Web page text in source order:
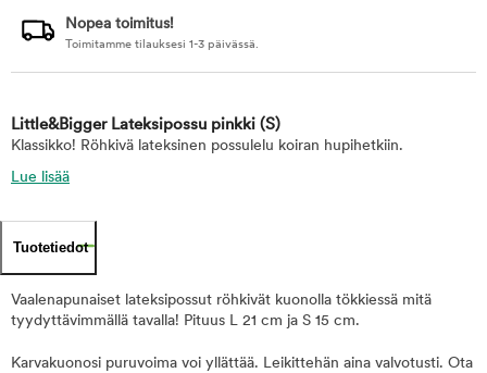
Nopea toimitus!
Toimitamme tilauksesi 1-3 päivässä.
Little&Bigger Lateksipossu pinkki (S)
Klassikko! Röhkivä lateksinen possulelu koiran hupihetkiin.
Lue lisää
Tuotetiedot
Vaalenapunaiset lateksipossut röhkivät kuonolla tökkiessä mitä
tyydyttävimmällä tavalla! Pituus L 21 cm ja S 15 cm.
Karvakuonosi puruvoima voi yllättää. Leikittehän aina valvotusti. Ota